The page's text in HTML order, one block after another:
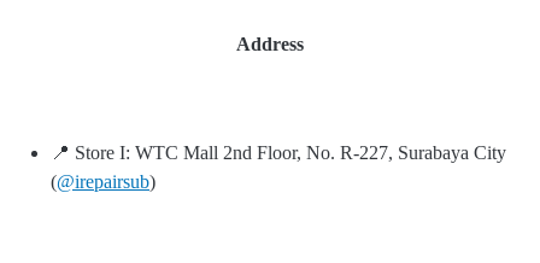
Address
📍 Store I: WTC Mall 2nd Floor, No. R-227, Surabaya City
(@irepairsub)